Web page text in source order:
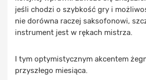
jeśli chodzi o szybkość gry i
nie dorówna raczej saksofonowi,
instrument jest w rękach mistrza.
I tym optymistycznym akcentem
przyszłego miesiąca.